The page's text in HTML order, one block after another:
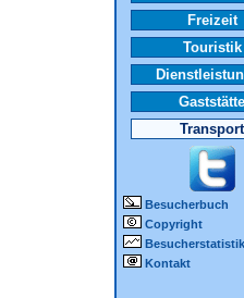
Freizeit
Touristik
Gaststätte
Transport
Besucherbuch
Copyright
Besucherstatistik
Kontakt